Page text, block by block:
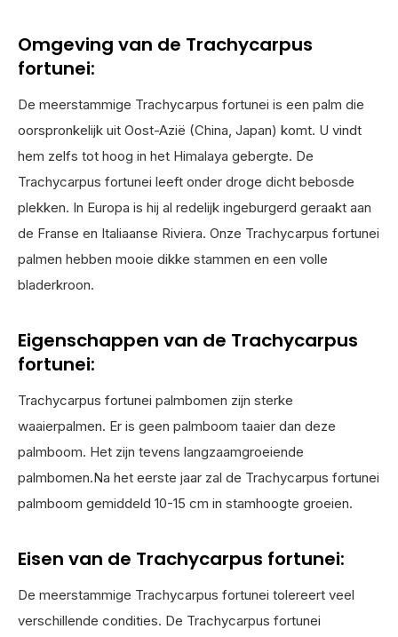
Omgeving van de Trachycarpus
fortunei:
De meerstammige Trachycarpus fortunei is een palm die
oorspronkelijk uit Oost-Azië (China, Japan) komt. U vindt
hem zelfs tot hoog in het Himalaya gebergte. De
Trachycarpus fortunei leeft onder droge dicht bebosde
plekken. In Europa is hij al redelijk ingeburgerd geraakt aan
de Franse en Italiaanse Riviera. Onze Trachycarpus fortunei
palmen hebben mooie dikke stammen en een volle
bladerkroon.
Eigenschappen van de Trachycarpus
fortunei:
Trachycarpus fortunei palmbomen zijn sterke
waaierpalmen. Er is geen palmboom taaier dan deze
palmboom. Het zijn tevens langzaamgroeiende
palmbomen.Na het eerste jaar zal de Trachycarpus fortunei
palmboom gemiddeld 10-15 cm in stamhoogte groeien.
Eisen van de Trachycarpus fortunei:
De meerstammige Trachycarpus fortunei tolereert veel
verschillende condities. De Trachycarpus fortunei